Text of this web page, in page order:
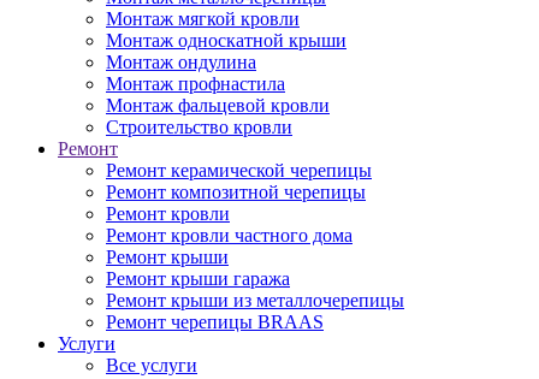
Монтаж мягкой кровли
Монтаж односкатной крыши
Монтаж ондулина
Монтаж профнастила
Монтаж фальцевой кровли
Строительство кровли
Ремонт
Ремонт керамической черепицы
Ремонт композитной черепицы
Ремонт кровли
Ремонт кровли частного дома
Ремонт крыши
Ремонт крыши гаража
Ремонт крыши из металлочерепицы
Ремонт черепицы BRAAS
Услуги
Все услуги